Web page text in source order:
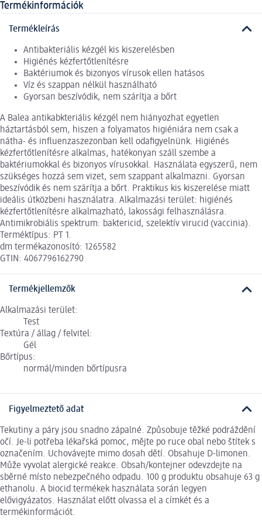
Termékinformációk
Termékleírás
Antibakteriális kézgél kis kiszerelésben
Higiénés kézfertőtlenítésre
Baktériumok és bizonyos vírusok ellen hatásos
Víz és szappan nélkül használható
Gyorsan beszívódik, nem szárítja a bőrt
A Balea antikabkteriális kézgél nem hiányozhat egyetlen
háztartásból sem, hiszen a folyamatos higiéniára nem csak a
nátha- és influenzaszezonban kell odafigyelnünk. Higiénés
kézfertőtlenítésre alkalmas, hatékonyan száll szembe a
baktériumokkal és bizonyos vírusokkal. Használata egyszerű, nem
szükséges hozzá sem vizet, sem szappant alkalmazni. Gyorsan
beszívódik és nem szárítja a bőrt. Praktikus kis kiszerelése miatt
ideális útközbeni használatra. Alkalmazási terület: higiénés
kézfertőtlenítésre alkalmazható, lakossági felhasználásra.
Antimikrobiális spektrum: baktericid, szelektív virucid (vaccinia).
Terméktípus: PT 1.
dm termékazonosító: 1265582
GTIN: 4067796162790
Termékjellemzők
Alkalmazási terület:
Test
Textúra / állag / felvitel:
Gél
Bőrtípus:
normál/minden bőrtípusra
Figyelmeztető adat
Tekutiny a páry jsou snadno zápalné. Způsobuje těžké podráždění
očí. Je-li potřeba lékařská pomoc, mějte po ruce obal nebo štítek s
označením. Uchovávejte mimo dosah dětí. Obsahuje D-limonen.
Může vyvolat alergické reakce. Obsah/kontejner odevzdejte na
sběrné místo nebezpečného odpadu. 100 g produktu obsahuje 63 g
ethanolu. A biocid termékek használata során legyen
elővigyázatos. Használat előtt olvassa el a címkét és a
termékinformációt.